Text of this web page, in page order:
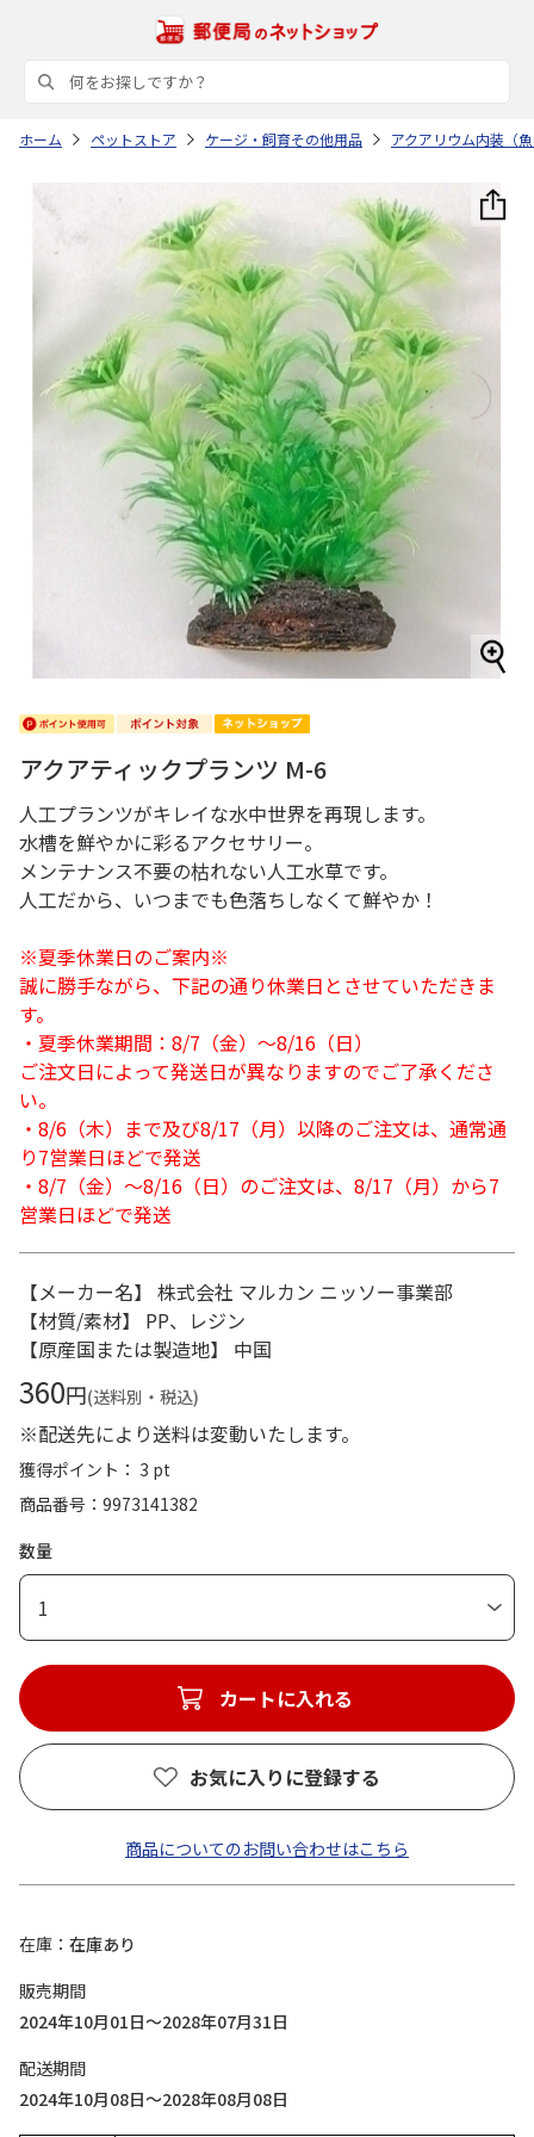
ホーム ペットストア ケージ・飼育その他用品 アクアリウム内装（
アクアティックプランツ M-6
人工プランツがキレイな水中世界を再現します。
水槽を鮮やかに彩るアクセサリー。
メンテナンス不要の枯れない人工水草です。
人工だから、いつまでも色落ちしなくて鮮やか！
※夏季休業日のご案内※
誠に勝手ながら、下記の通り休業日とさせていただきま
す。
・夏季休業期間：8/7（金）～8/16（日）
ご注文日によって発送日が異なりますのでご了承くださ
い。
・8/6（木）まで及び8/17（月）以降のご注文は、通常通
り7営業日ほどで発送
・8/7（金）～8/16（日）のご注文は、8/17（月）から7
営業日ほどで発送
【メーカー名】 株式会社 マルカン ニッソー事業部
【材質/素材】 PP、レジン
【原産国または製造地】 中国
360円(送料別・税込)
※配送先により送料は変動いたします。
獲得ポイント： 3 pt
商品番号
9973141382
数量
1
カートに入れる
お気に入りに登録する
商品についてのお問い合わせはこちら
在庫
在庫あり
販売期間
2024年10月01日～2028年07月31日
配送期間
2024年10月08日～2028年08月08日